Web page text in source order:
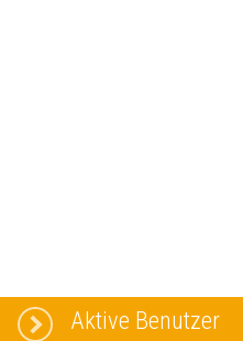
Aktive Benutzer